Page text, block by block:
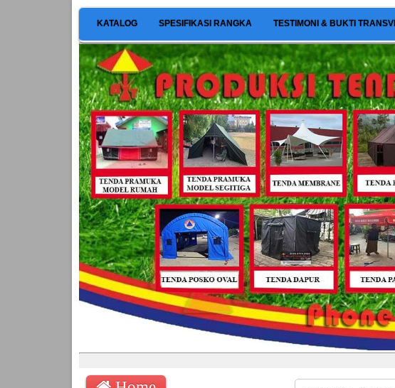
KATALOG SPESIFIKASI RANGKA TESTIMONI & BUKTI